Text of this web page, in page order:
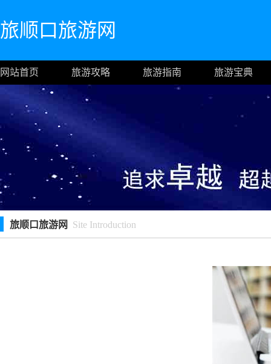
旅顺口旅游网
网站首页 旅游攻略 旅游指南 旅游宝典
旅顺口旅游网 Site Introduction